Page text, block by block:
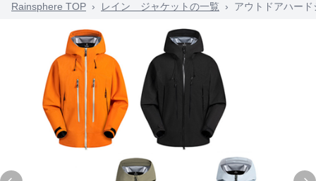
Rainsphere TOP › レイン ジャケットの一覧 › アウトドアハー